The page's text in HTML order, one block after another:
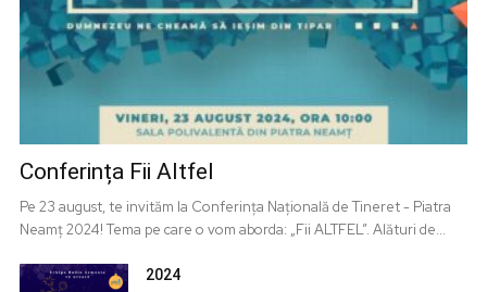
Conferința Fii Altfel
Pe 23 august, te invităm la Conferința Națională de Tineret - Piatra
Neamț 2024! Tema pe care o vom aborda: „Fii ALTFEL”. Alături de...
2024